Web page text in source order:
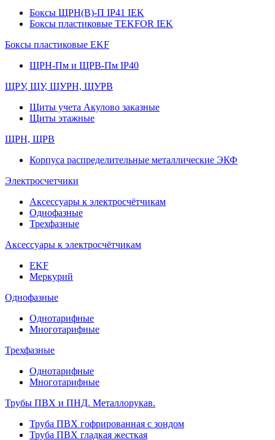
Боксы ЩРН(В)-П IP41 IEK
Боксы пластиковые TEKFOR IEK
Боксы пластиковые EKF
ЩРН-Пм и ЩРВ-Пм IP40
ЩРУ, ЩУ, ЩУРН, ЩУРВ
Щиты учета Акулово заказные
Щиты этажные
ЩРН, ЩРВ
Корпуса распределительные металлические ЭКФ
Электросчетчики
Аксессуары к электросчётчикам
Однофазные
Трехфазные
Аксессуары к электросчётчикам
EKF
Меркурий
Однофазные
Однотарифные
Многотарифные
Трехфазные
Однотарифные
Многотарифные
Трубы ПВХ и ПНД. Металлорукав.
Труба ПВХ гофрированная с зондом
Труба ПВХ гладкая жесткая